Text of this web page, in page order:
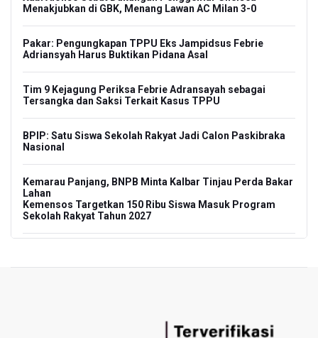
Menakjubkan di GBK, Menang Lawan AC Milan 3-0
Pakar: Pengungkapan TPPU Eks Jampidsus Febrie
Adriansyah Harus Buktikan Pidana Asal
Tim 9 Kejagung Periksa Febrie Adransayah sebagai
Tersangka dan Saksi Terkait Kasus TPPU
BPIP: Satu Siswa Sekolah Rakyat Jadi Calon Paskibraka
Nasional
Kemarau Panjang, BNPB Minta Kalbar Tinjau Perda Bakar
Lahan
Kemensos Targetkan 150 Ribu Siswa Masuk Program
Sekolah Rakyat Tahun 2027